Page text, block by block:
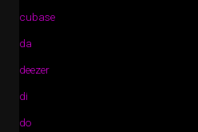
cubase
da
deezer
di
do